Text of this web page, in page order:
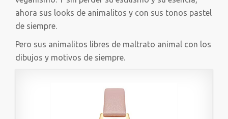
ahora sus looks de animalitos y con sus tonos pastel
de siempre.
Pero sus animalitos libres de maltrato animal con los
dibujos y motivos de siempre.